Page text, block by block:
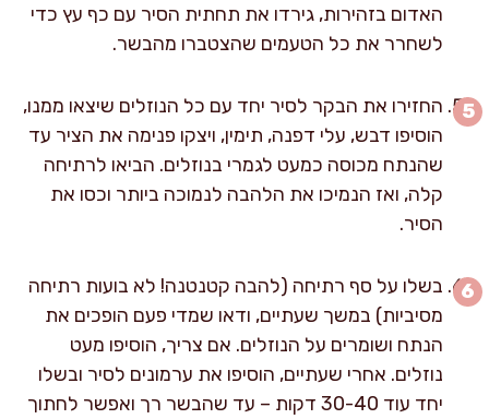
האדום בזהירות, גירדו את תחתית הסיר עם כף עץ כדי
לשחרר את כל הטעמים שהצטברו מהבשר.
החזירו את הבקר לסיר יחד עם כל הנוזלים שיצאו ממנו,
הוסיפו דבש, עלי דפנה, תימין, ויצקו פנימה את הציר עד
שהנתח מכוסה כמעט לגמרי בנוזלים. הביאו לרתיחה
קלה, ואז הנמיכו את הלהבה לנמוכה ביותר וכסו את
הסיר.
בשלו על סף רתיחה (להבה קטנטנה! לא בועות רתיחה
מסיביות) במשך שעתיים, ודאו שמדי פעם הופכים את
הנתח ושומרים על הנוזלים. אם צריך, הוסיפו מעט
נוזלים. אחרי שעתיים, הוסיפו את ערמונים לסיר ובשלו
יחד עוד 30-40 דקות – עד שהבשר רך ואפשר לחתוך